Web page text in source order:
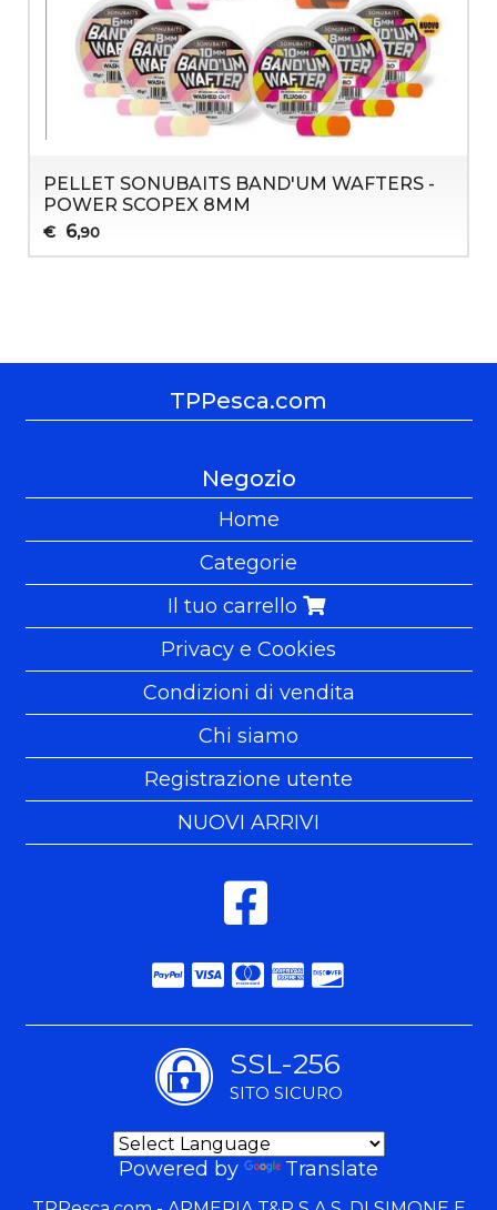
PELLET SONUBAITS BAND'UM WAFTERS -
POWER SCOPEX 8MM
€ 6,90
TPPesca.com
Negozio
Home
Categorie
Il tuo carrello
Privacy e Cookies
Condizioni di vendita
Chi siamo
Registrazione utente
NUOVI ARRIVI
SSL-256
SITO SICURO
Powered by Translate